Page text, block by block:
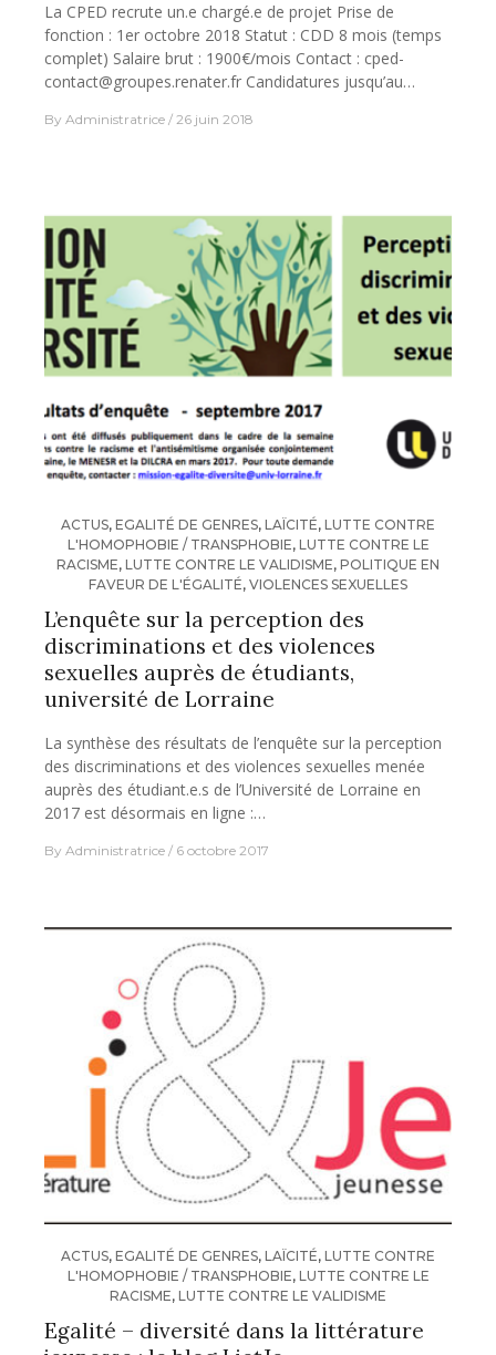
La CPED recrute un.e chargé.e de projet Prise de
fonction : 1er octobre 2018 Statut : CDD 8 mois (temps
complet) Salaire brut : 1900€/mois Contact : cped-
contact@groupes.renater.fr Candidatures jusqu’au…
By Administratrice 26 juin 2018
ACTUS, EGALITÉ DE GENRES, LAÏCITÉ, LUTTE CONTRE
L'HOMOPHOBIE / TRANSPHOBIE, LUTTE CONTRE LE
RACISME, LUTTE CONTRE LE VALIDISME, POLITIQUE EN
FAVEUR DE L'ÉGALITÉ, VIOLENCES SEXUELLES
L’enquête sur la perception des
discriminations et des violences
sexuelles auprès de étudiants,
université de Lorraine
La synthèse des résultats de l’enquête sur la perception
des discriminations et des violences sexuelles menée
auprès des étudiant.e.s de l’Université de Lorraine en
2017 est désormais en ligne :…
By Administratrice 6 octobre 2017
ACTUS, EGALITÉ DE GENRES, LAÏCITÉ, LUTTE CONTRE
L'HOMOPHOBIE / TRANSPHOBIE, LUTTE CONTRE LE
RACISME, LUTTE CONTRE LE VALIDISME
Egalité – diversité dans la littérature